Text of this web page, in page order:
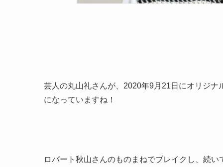
芸人の丸山礼さんが、2020年9月21日にオリジナ
になっていますね！
ロバート秋山さんのものまねでブレイクし、続